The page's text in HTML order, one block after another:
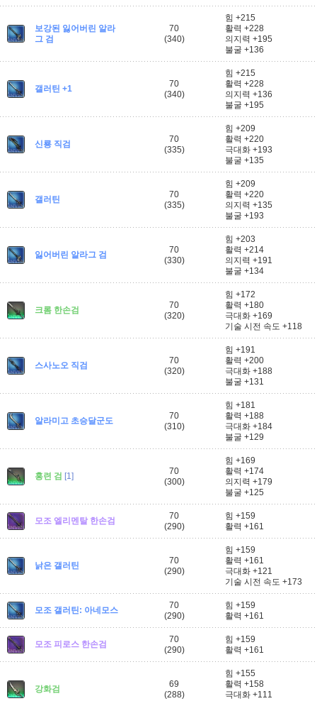
보강된 잃어버린 알라
그 검
70
(340)
힘 +215
활력 +228
의지력 +195
불굴 +136
갤러틴 +1
70
(340)
힘 +215
활력 +228
의지력 +136
불굴 +195
신룡 직검
70
(335)
힘 +209
활력 +220
극대화 +193
불굴 +135
갤러틴
70
(335)
힘 +209
활력 +220
의지력 +135
불굴 +193
잃어버린 알라그 검
70
(330)
힘 +203
활력 +214
의지력 +191
불굴 +134
크롬 한손검
70
(320)
힘 +172
활력 +180
극대화 +169
기술 시전 속도 +118
스사노오 직검
70
(320)
힘 +191
활력 +200
극대화 +188
불굴 +131
알라미고 초승달군도
70
(310)
힘 +181
활력 +188
극대화 +184
불굴 +129
홍련 검 [1]
70
(300)
힘 +169
활력 +174
의지력 +179
불굴 +125
모조 엘리멘탈 한손검
70
(290)
힘 +159
활력 +161
낡은 갤러틴
70
(290)
힘 +159
활력 +161
극대화 +121
기술 시전 속도 +173
모조 갤러틴: 아네모스
70
(290)
힘 +159
활력 +161
모조 피로스 한손검
70
(290)
힘 +159
활력 +161
강화검
69
(288)
힘 +155
활력 +158
극대화 +111